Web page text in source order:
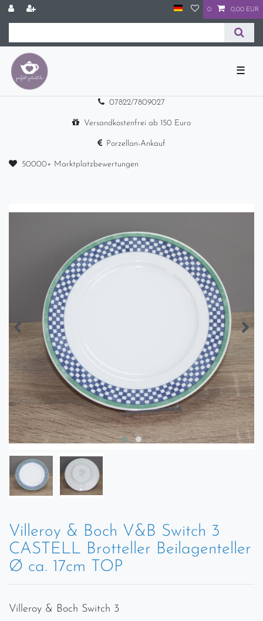
0 0,00 EUR
☰
07822/7809027
Versandkostenfrei ab 150 Euro
Porzellan-Ankauf
50000+ Marktplatzbewertungen
Villeroy & Boch V&B Switch 3
CASTELL Brotteller Beilagenteller
Ø ca. 17cm TOP
Villeroy & Boch Switch 3